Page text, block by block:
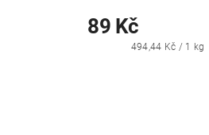
89 Kč
494,44 Kč / 1 kg